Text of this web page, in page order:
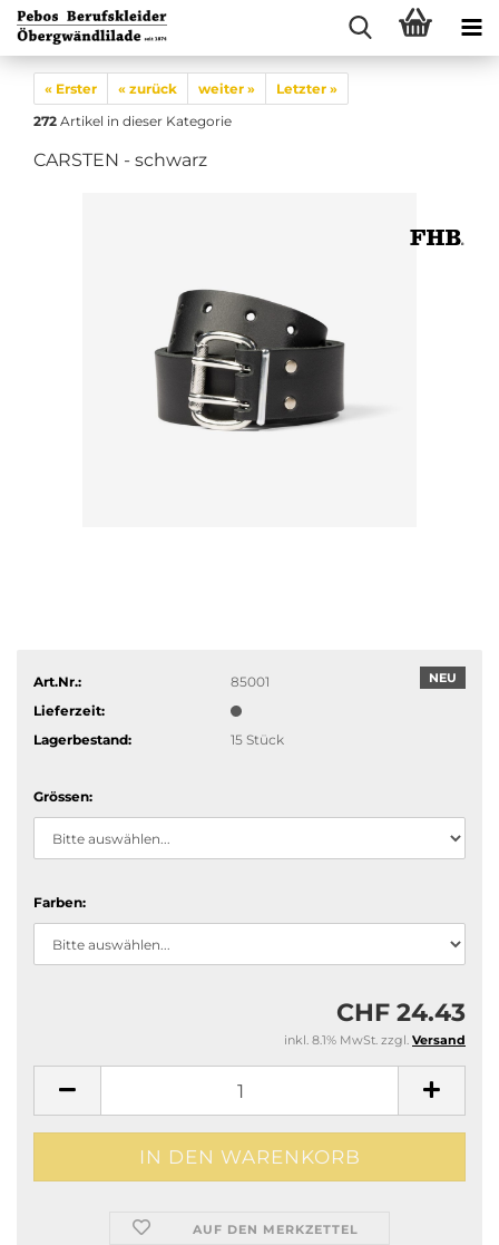
« Erster « zurück weiter »
Letzter »
272 Artikel in dieser Kategorie
CARSTEN - schwarz
NEU
Art.Nr.:
85001
Lieferzeit:
Lagerbestand:
15 Stück
Grössen:
Farben:
CHF 24.43
inkl. 8.1% MwSt. zzgl. Versand
AUF DEN MERKZETTEL